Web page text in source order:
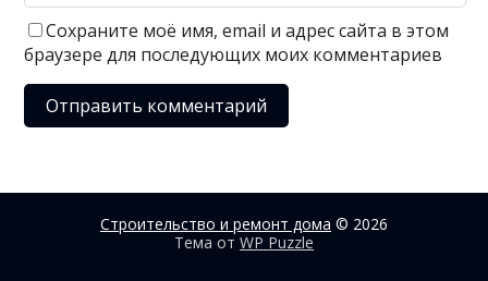
Сохраните моё имя, email и адрес сайта в этом
браузере для последующих моих комментариев
Строительство и ремонт дома © 2026
Тема от WP Puzzle